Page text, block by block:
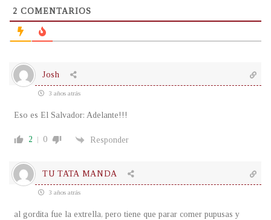
2 COMENTARIOS
Josh
3 años atrás
Eso es El Salvador: Adelante!!!
2 0 Responder
TU TATA MANDA
3 años atrás
al gordita fue la extrella, pero tiene que parar comer pupusas y